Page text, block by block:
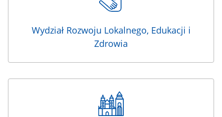
Wydział Rozwoju Lokalnego, Edukacji i
Zdrowia